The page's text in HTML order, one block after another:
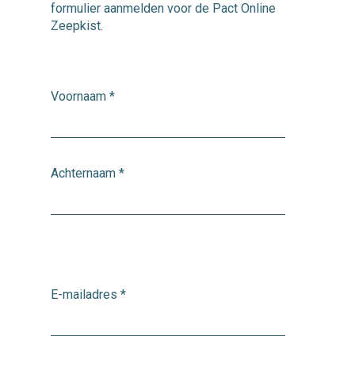
formulier aanmelden voor de Pact Online
Zeepkist.
Voornaam *
Achternaam *
E-mailadres *